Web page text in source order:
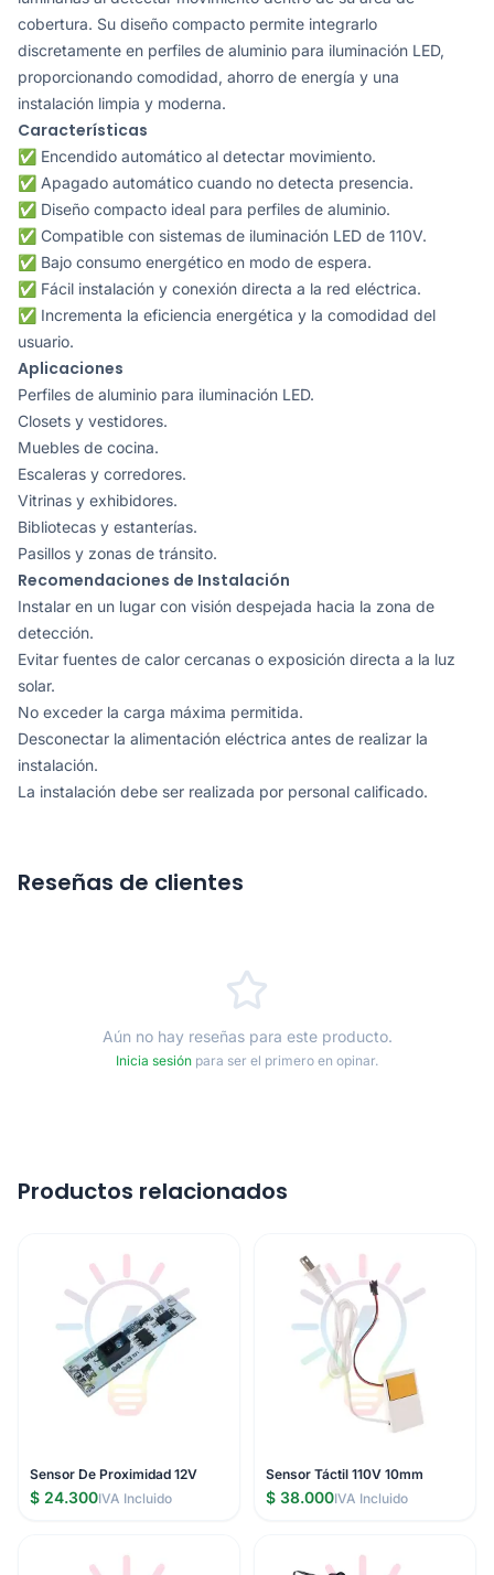
cobertura. Su diseño compacto permite integrarlo
discretamente en perfiles de aluminio para iluminación LED,
proporcionando comodidad, ahorro de energía y una
instalación limpia y moderna.
Características
✅ Encendido automático al detectar movimiento.
✅ Apagado automático cuando no detecta presencia.
✅ Diseño compacto ideal para perfiles de aluminio.
✅ Compatible con sistemas de iluminación LED de 110V.
✅ Bajo consumo energético en modo de espera.
✅ Fácil instalación y conexión directa a la red eléctrica.
✅ Incrementa la eficiencia energética y la comodidad del
usuario.
Aplicaciones
Perfiles de aluminio para iluminación LED.
Closets y vestidores.
Muebles de cocina.
Escaleras y corredores.
Vitrinas y exhibidores.
Bibliotecas y estanterías.
Pasillos y zonas de tránsito.
Recomendaciones de Instalación
Instalar en un lugar con visión despejada hacia la zona de
detección.
Evitar fuentes de calor cercanas o exposición directa a la luz
solar.
No exceder la carga máxima permitida.
Desconectar la alimentación eléctrica antes de realizar la
instalación.
La instalación debe ser realizada por personal calificado.
Reseñas de clientes
Aún no hay reseñas para este producto.
Inicia sesión para ser el primero en opinar.
Productos relacionados
Sensor De Proximidad 12V
$ 24.300IVA Incluido
Sensor Táctil 110V 10mm
$ 38.000IVA Incluido